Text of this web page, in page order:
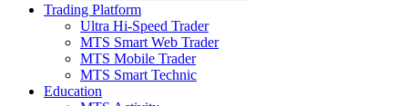
Trading Platform
Ultra Hi-Speed Trader
MTS Smart Web Trader
MTS Mobile Trader
MTS Smart Technic
Education